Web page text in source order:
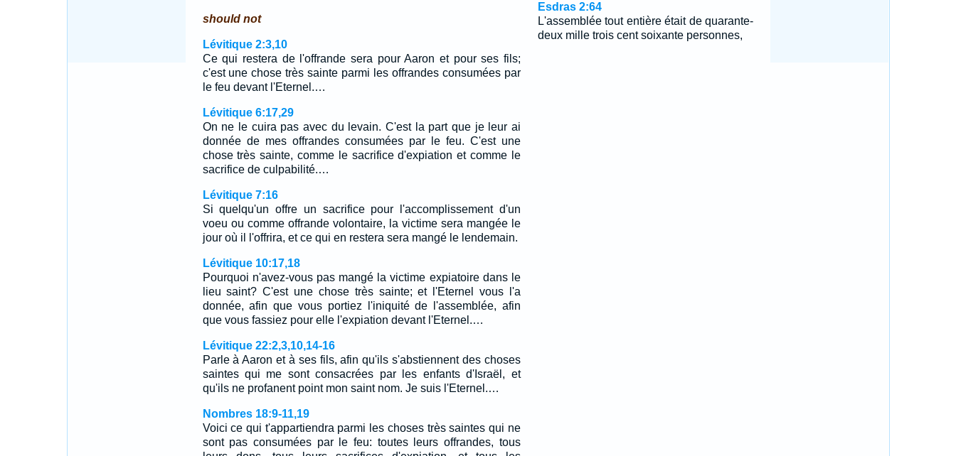
should not
Lévitique 2:3,10
Ce qui restera de l'offrande sera pour Aaron et pour ses fils;
c'est une chose très sainte parmi les offrandes consumées par
le feu devant l'Eternel.…
Lévitique 6:17,29
On ne le cuira pas avec du levain. C'est la part que je leur ai
donnée de mes offrandes consumées par le feu. C'est une
chose très sainte, comme le sacrifice d'expiation et comme le
sacrifice de culpabilité.…
Lévitique 7:16
Si quelqu'un offre un sacrifice pour l'accomplissement d'un
voeu ou comme offrande volontaire, la victime sera mangée le
jour où il l'offrira, et ce qui en restera sera mangé le lendemain.
Lévitique 10:17,18
Pourquoi n'avez-vous pas mangé la victime expiatoire dans le
lieu saint? C'est une chose très sainte; et l'Eternel vous l'a
donnée, afin que vous portiez l'iniquité de l'assemblée, afin
que vous fassiez pour elle l'expiation devant l'Eternel.…
Lévitique 22:2,3,10,14-16
Parle à Aaron et à ses fils, afin qu'ils s'abstiennent des choses
saintes qui me sont consacrées par les enfants d'Israël, et
qu'ils ne profanent point mon saint nom. Je suis l'Eternel.…
Nombres 18:9-11,19
Voici ce qui t'appartiendra parmi les choses très saintes qui ne
sont pas consumées par le feu: toutes leurs offrandes, tous
Esdras 2:64
L'assemblée tout entière était de quarante-
deux mille trois cent soixante personnes,